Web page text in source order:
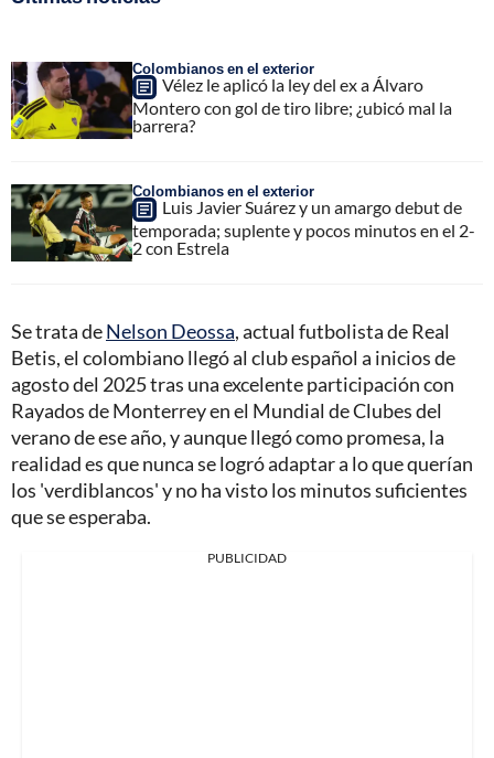
Colombianos en el exterior
Vélez le aplicó la ley del ex a Álvaro
Montero con gol de tiro libre; ¿ubicó mal la
barrera?
Colombianos en el exterior
Luis Javier Suárez y un amargo debut de
temporada; suplente y pocos minutos en el 2-
2 con Estrela
Se trata deNelson Deossa, actual futbolista de Real
Betis, el colombiano llegó al club español a inicios de
agosto del 2025 tras una excelente participación con
Rayados de Monterrey en el Mundial de Clubes del
verano de ese año, y aunque llegó como promesa, la
realidad es que nunca se logró adaptar a lo que querían
los 'verdiblancos' y no ha visto los minutos suficientes
que se esperaba.
PUBLICIDAD